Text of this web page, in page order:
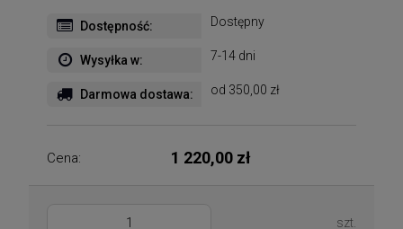
Dostępność: Dostępny
Wysyłka w: 7-14 dni
Darmowa dostawa: od 350,00 zł
Cena: 1 220,00 zł
szt.